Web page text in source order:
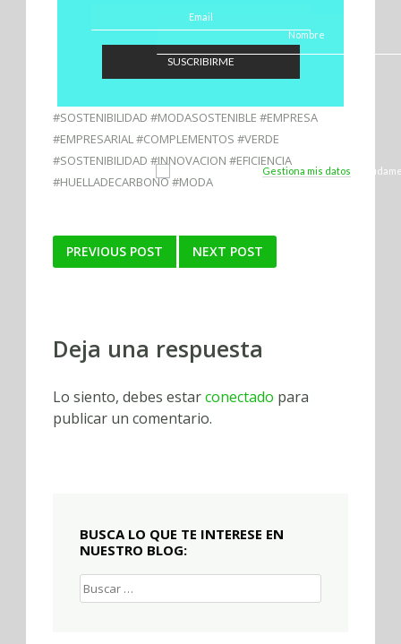
Gestiona mis datos y
SUSCRIBIRME
#SOSTENIBILIDAD #MODASOSTENIBLE #EMPRESA
#EMPRESARIAL #COMPLEMENTOS #VERDE
#SOSTENIBILIDAD #INNOVACION #EFICIENCIA
#HUELLADECARBONO #MODA
Post
PREVIOUS POST NEXT POST
Deja una respuesta
Lo siento, debes estarconectado para
publicar un comentario.
BUSCA LO QUE TE INTERESE EN
NUESTRO BLOG:
Buscar: